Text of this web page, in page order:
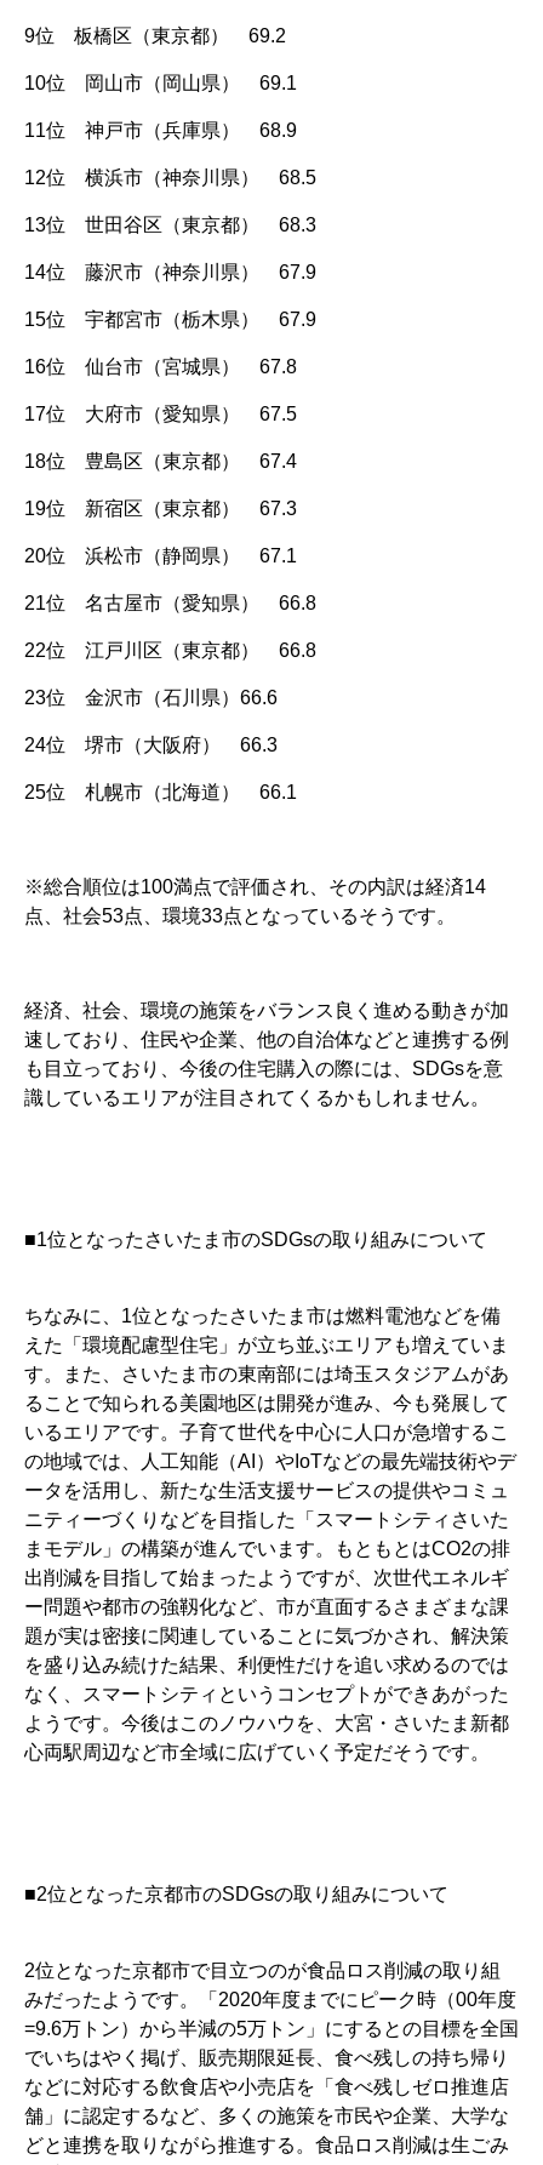
9位 板橋区（東京都） 69.2
10位 岡山市（岡山県） 69.1
11位 神戸市（兵庫県） 68.9
12位 横浜市（神奈川県） 68.5
13位 世田谷区（東京都） 68.3
14位 藤沢市（神奈川県） 67.9
15位 宇都宮市（栃木県） 67.9
16位 仙台市（宮城県） 67.8
17位 大府市（愛知県） 67.5
18位 豊島区（東京都） 67.4
19位 新宿区（東京都） 67.3
20位 浜松市（静岡県） 67.1
21位 名古屋市（愛知県） 66.8
22位 江戸川区（東京都） 66.8
23位 金沢市（石川県）66.6
24位 堺市（大阪府） 66.3
25位 札幌市（北海道） 66.1
※総合順位は100満点で評価され、その内訳は経済14
点、社会53点、環境33点となっているそうです。
経済、社会、環境の施策をバランス良く進める動きが加
速しており、住民や企業、他の自治体などと連携する例
も目立っており、今後の住宅購入の際には、SDGsを意
識しているエリアが注目されてくるかもしれません。
■1位となったさいたま市のSDGsの取り組みについて
ちなみに、1位となったさいたま市は燃料電池などを備
えた「環境配慮型住宅」が立ち並ぶエリアも増えていま
す。また、さいたま市の東南部には埼玉スタジアムがあ
ることで知られる美園地区は開発が進み、今も発展して
いるエリアです。子育て世代を中心に人口が急増するこ
の地域では、人工知能（AI）やIoTなどの最先端技術やデ
ータを活用し、新たな生活支援サービスの提供やコミュ
ニティーづくりなどを目指した「スマートシティさいた
まモデル」の構築が進んでいます。もともとはCO2の排
出削減を目指して始まったようですが、次世代エネルギ
ー問題や都市の強靱化など、市が直面するさまざまな課
題が実は密接に関連していることに気づかされ、解決策
を盛り込み続けた結果、利便性だけを追い求めるのでは
なく、スマートシティというコンセプトができあがった
ようです。今後はこのノウハウを、大宮・さいたま新都
心両駅周辺など市全域に広げていく予定だそうです。
■2位となった京都市のSDGsの取り組みについて
2位となった京都市で目立つのが食品ロス削減の取り組
みだったようです。「2020年度までにピーク時（00年度
=9.6万トン）から半減の5万トン」にするとの目標を全国
でいちはやく掲げ、販売期限延長、食べ残しの持ち帰り
などに対応する飲食店や小売店を「食べ残しゼロ推進店
舗」に認定するなど、多くの施策を市民や企業、大学な
どと連携を取りながら推進する。食品ロス削減は生ごみ